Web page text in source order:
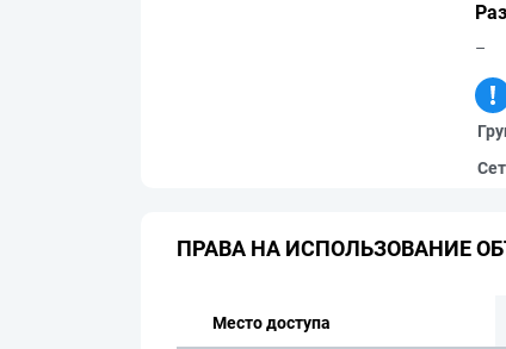
–
ПРАВА НА ИСПОЛЬЗОВАНИЕ
Место доступа